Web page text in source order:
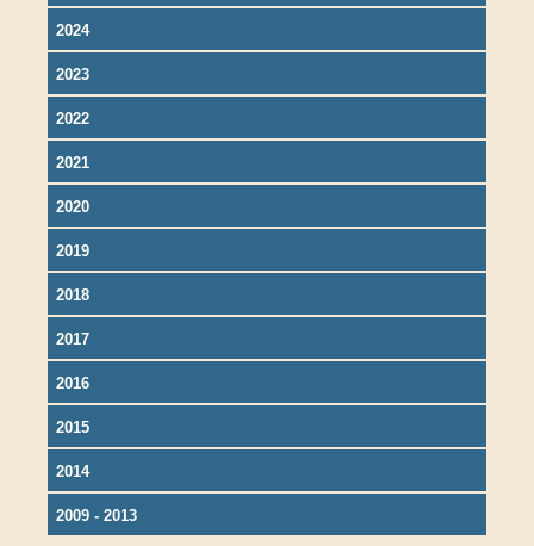
2024
2023
2022
2021
2020
2019
2018
2017
2016
2015
2014
2009 - 2013